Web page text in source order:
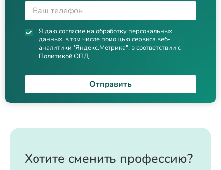
Я даю согласие наобработку персональных
данных, в том числе помощью сервиса веб-
аналитики "Яндекс.Метрика", в соответствии с
Политикой ОПД
Отправить
Хотите сменить профессию?